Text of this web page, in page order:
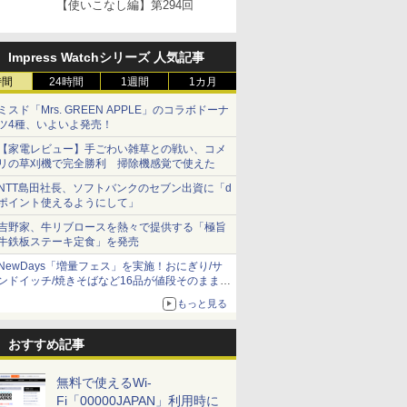
【使いこなし編】第294回
Impress Watchシリーズ 人気記事
24時間 1週間 1カ月
スド「Mrs. GREEN APPLE」のコラボドーナ
4種、いよいよ発売！
家電レビュー】手ごわい雑草との戦い、コメ
の草刈機で完全勝利 掃除機感覚で使えた
島田社長、ソフトバンクのセブン出資に「d
イント使えるようにして」
野家、牛リブロースを熱々で提供する「極旨
鉄板ステーキ定食」を発売
「増量フェス」を実施！おにぎり/サ
ドイッチ/焼きそばなど16品が値段そのままで
もっと見る
おすすめ記事
無料で使えるWi-
Fi「00000JAPAN」利用時に